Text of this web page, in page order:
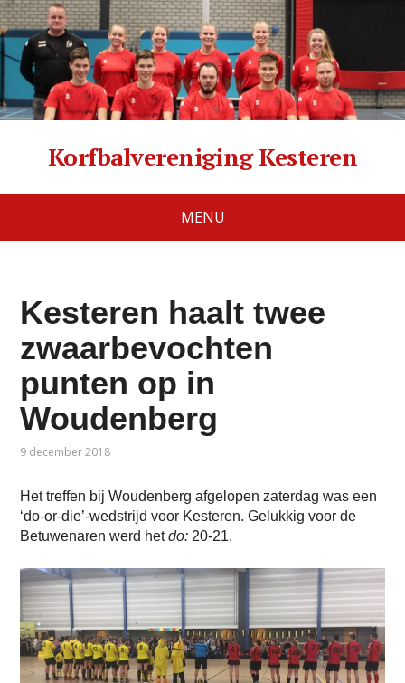
Korfbalvereniging Kesteren
MENU
Kesteren haalt twee
zwaarbevochten
punten op in
Woudenberg
9 december 2018
Het treffen bij Woudenberg afgelopen zaterdag was een
‘do-or-die’-wedstrijd voor Kesteren. Gelukkig voor de
Betuwenaren werd hetdo: 20-21.